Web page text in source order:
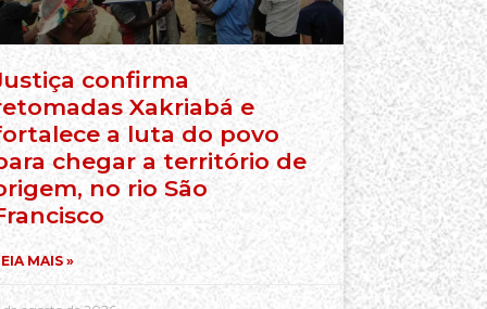
confirma
Xakriabá e
a luta do povo
chegar a território de
no rio São
MAIS »